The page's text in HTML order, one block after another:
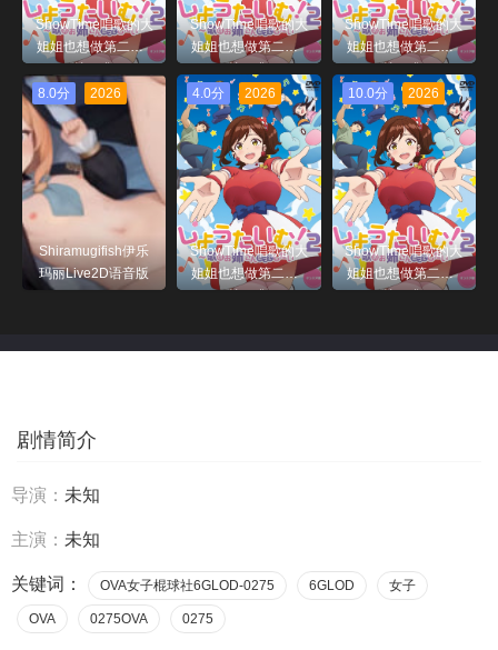
ShowTime唱歌的大
姐姐也想做第二季_
ShowTime唱歌的大
姐姐也想做第二季_
ShowTime唱歌的大
姐姐也想做第二季_
8.0分
2026
Shiramugifish伊乐
玛丽Live2D语音版
4.0分 2026
ShowTime唱歌的大
姐姐也想做第二季_
10.0分 2026
ShowTime唱歌的大
姐姐也想做第二季_
剧情简介
导演： 未知
主演： 未知
关键词： OVA女子棍球社6GLOD-0275 6GLOD 女子
OVA 0275OVA 0275